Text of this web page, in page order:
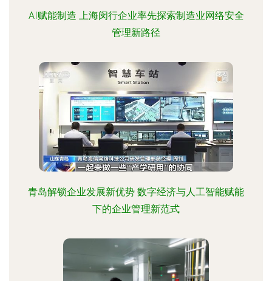
AI赋能制造 上海闵行企业率先探索制造业网络安全
管理新路径
青岛解锁企业发展新优势 数字经济与人工智能赋能
下的企业管理新范式